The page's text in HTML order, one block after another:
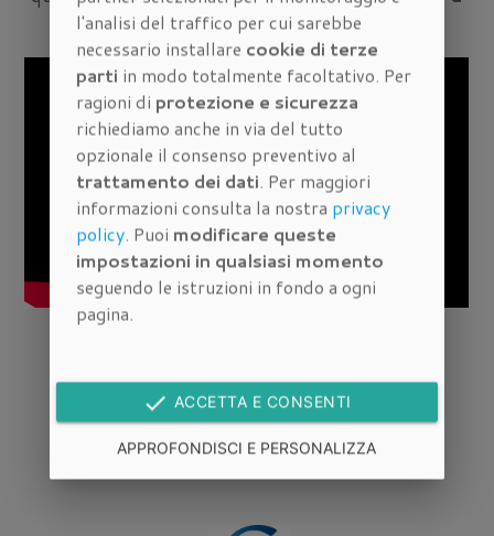
Firenze
RICHIEDI INFORMAZIONI
l'analisi del traffico per cui sarebbe
necessario installare cookie di terze
parti in modo totalmente facoltativo. Per
ragioni di protezione e sicurezza
richiediamo anche in via del tutto
opzionale il consenso preventivo al
trattamento dei dati. Per maggiori
informazioni consulta la nostra privacy
policy. Puoi modificare queste
impostazioni in qualsiasi momento
seguendo le istruzioni in fondo a ogni
pagina.
done ACCETTA E CONSENTI
APPROFONDISCI E PERSONALIZZA